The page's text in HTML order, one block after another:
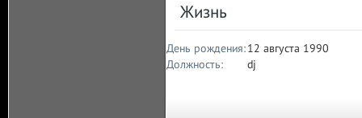
Жизнь
День рождения:12 августа 1990
Должность:
dj